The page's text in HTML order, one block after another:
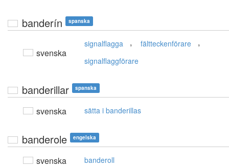
banderín spanska
svenska
signalflagga , fältteckenförare ,
signalflaggförare
banderillar spanska
svenska sätta i banderillas
banderole engelska
svenska banderoll